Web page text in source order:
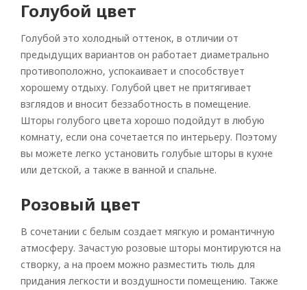
Голубой цвет
Голубой это холодный оттенок, в отличии от
предыдущих вариантов он работает диаметрально
противоположно, успокаивает и способствует
хорошему отдыху. Голубой цвет не притягивает
взглядов и вносит беззаботность в помещение.
Шторы голубого цвета хорошо подойдут в любую
комнату, если она сочетается по интерьеру. Поэтому
вы можете легко установить голубые шторы в кухне
или детской, а также в ванной и спальне.
Розовый цвет
В сочетании с белым создает мягкую и романтичную
атмосферу. Зачастую розовые шторы монтируются на
створку, а на проем можно разместить тюль для
придания легкости и воздушности помещению. Также